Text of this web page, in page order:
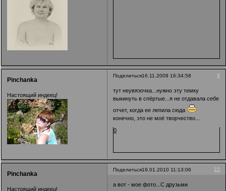
Поделиться 9
16.11.2009 16:34:58
Pinchanka
Настоящий индеец!
тут неувязочка...нужно эту темку
выкинуть в спёртые...я не отдавала себе
отчет, когда ее лепила сюда
конечно, это не моё творчество...
0
Поделиться 10
19.01.2010 11:13:06
Pinchanka
Настоящий индеец!
а вот - мое фото...С друзьми